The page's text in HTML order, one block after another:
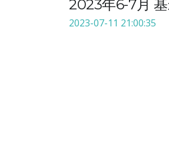
2023年6-7月
2023-07-11 21:00:35